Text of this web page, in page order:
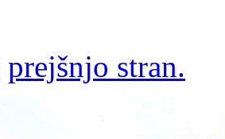
prejšnjo stran.